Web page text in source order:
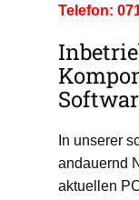
Telefon:
In unserer
andauernd
aktuellen